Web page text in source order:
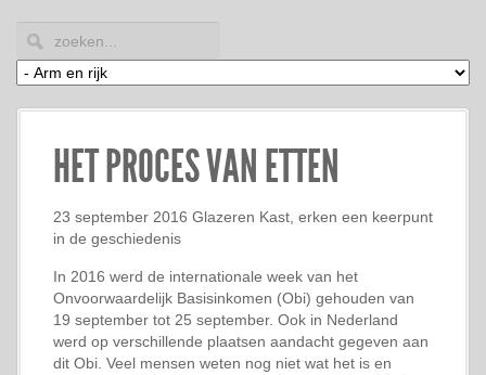
HET PROCES VAN ETTEN
23 september 2016 Glazeren Kast, erken een keerpunt
in de geschiedenis
In 2016 werd de internationale week van het
Onvoorwaardelijk Basisinkomen (Obi) gehouden van
19 september tot 25 september. Ook in Nederland
werd op verschillende plaatsen aandacht gegeven aan
dit Obi. Veel mensen weten nog niet wat het is en